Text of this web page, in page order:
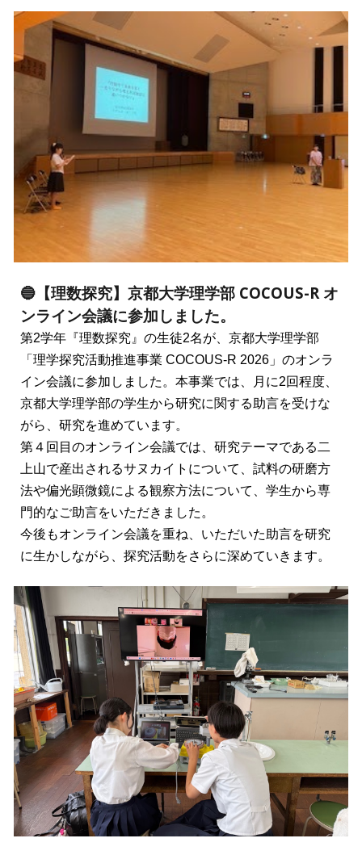
🔵【理数探究】京都大学理学部 COCOUS-R オ
ンライン会議に参加しました。
第2学年『理数探究』の生徒2名が、京都大学理学部
「理学探究活動推進事業 COCOUS-R 2026」のオンラ
イン会議に参加しました。本事業では、月に2回程度、
京都大学理学部の学生から研究に関する助言を受けな
がら、研究を進めています。
第４回目のオンライン会議では、研究テーマである二
上山で産出されるサヌカイトについて、試料の研磨方
法や偏光顕微鏡による観察方法について、学生から専
門的なご助言をいただきました。
今後もオンライン会議を重ね、いただいた助言を研究
に生かしながら、探究活動をさらに深めていきます。